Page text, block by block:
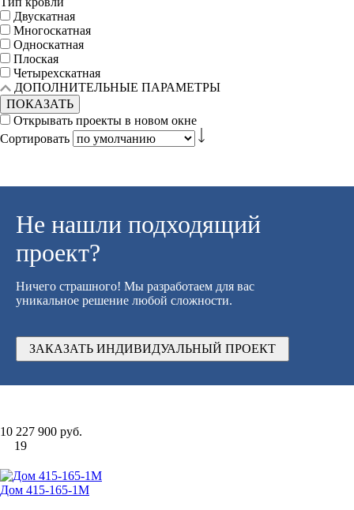
Двускатная
Многоскатная
Односкатная
Плоская
Четырехскатная
ДОПОЛНИТЕЛЬНЫЕ ПАРАМЕТРЫ
ПОКАЗАТЬ
Открывать проекты в новом окне
Сортировать
Не нашли подходящий
проект?
Ничего страшного! Мы разработаем для вас
уникальное решение любой сложности.
ЗАКАЗАТЬ ИНДИВИДУАЛЬНЫЙ ПРОЕКТ
10 227 900 руб.
19
Дом 415-165-1М